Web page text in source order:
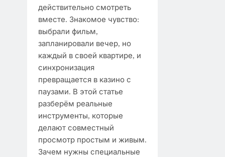
действительно смотреть
вместе. Знакомое чувство:
выбрали фильм,
запланировали вечер, но
каждый в своей квартире, и
синхронизация
превращается в казино с
паузами. В этой статье
разберём реальные
инструменты, которые
делают совместный
просмотр простым и живым.
Зачем нужны специальные